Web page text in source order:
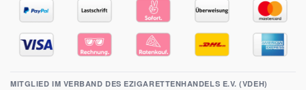
MITGLIED IM VERBAND DES EZIGARETTENHANDELS E.V. (VDEH)